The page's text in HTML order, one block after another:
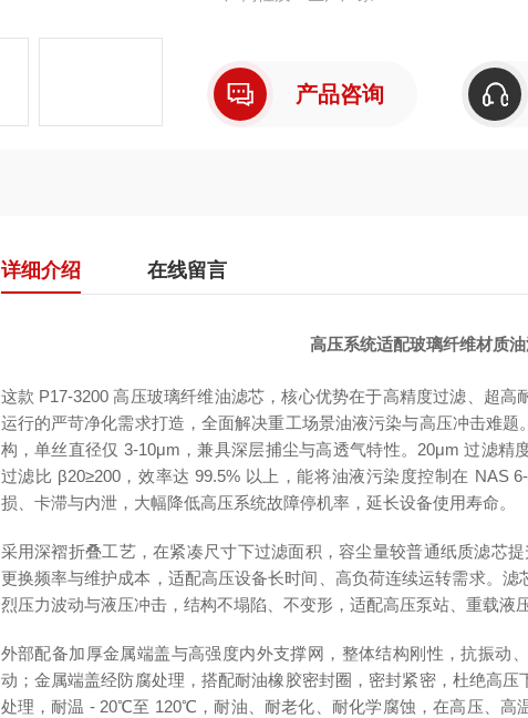
产品咨询
详细介绍 在线留言
高压系统适配玻璃纤维材质
这款 P17-3200 高压玻璃纤维油滤芯，核心优势在于高精度过滤、超高
运行的严苛净化需求打造，全面解决重工场景油液污染与高压冲击难题
构，单丝直径仅 3-10μm，兼具深层捕尘与高透气特性。20μm 过滤精
过滤比 β20≥200，效率达 99.5% 以上，能将油液污染度控制在 NAS
损、卡滞与内泄，大幅降低高压系统故障停机率，延长设备使用寿命。
采用深褶折叠工艺，在紧凑尺寸下过滤面积，容尘量较普通纸质滤芯
更换频率与维护成本，适配高压设备长时间、高负荷连续运转需求。滤
烈压力波动与液压冲击，结构不塌陷、不变形，适配高压泵站、重载液
外部配备加厚金属端盖与高强度内外支撑网 ，整体结构刚性，抗振动
动；金属端盖经防腐处理，搭配耐油橡胶密封圈，密封紧密，杜绝高
处理， 耐温 - 20℃至 120℃ ，耐油、耐老化、耐化学腐蚀，在高压、